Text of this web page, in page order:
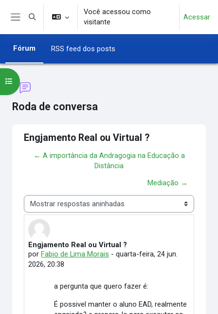
Ir para o conteúdo principal
Alternar entrada de pesquisa
Você acessou como
visitante
Acessar
Fórum RSS feed dos posts
Roda de conversa
Abrir índice do curso
Engjamento Real ou Virtual ?
← A importância da Andragogia na Educação a
Distância
Mediação →
Modo de visualização
Engjamento Real ou Virtual ?
por Fabio de Lima Morais -quarta-feira, 24 jun.
2026, 20:38
Número de respostas: 3
a pergunta que quero fazer é:
É possivel manter o aluno EAD, realmente